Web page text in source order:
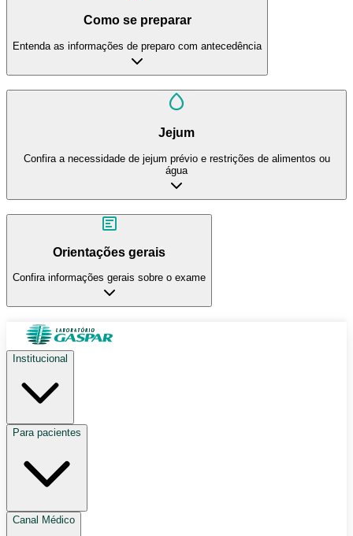
Como se preparar
Entenda as informações de preparo com antecedência
Jejum
Confira a necessidade de jejum prévio e restrições de alimentos ou
água
Orientações gerais
Confira informações gerais sobre o exame
Institucional
Para pacientes
Canal Médico